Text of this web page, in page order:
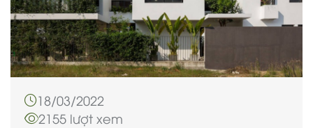
18/03/2022
2155 lượt xem